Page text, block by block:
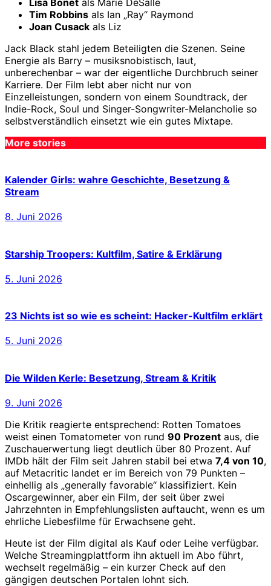
Tim Robbins als Ian „Ray“ Raymond
Joan Cusack als Liz
Jack Black stahl jedem Beteiligten die Szenen. Seine
Energie als Barry – musiksnobistisch, laut,
unberechenbar – war der eigentliche Durchbruch seiner
Karriere. Der Film lebt aber nicht nur von
Einzelleistungen, sondern von einem Soundtrack, der
Indie-Rock, Soul und Singer-Songwriter-Melancholie so
selbstverständlich einsetzt wie ein gutes Mixtape.
More stories
Kalender Girls: wahre Geschichte, Besetzung &
Stream
8. Juni 2026
Starship Troopers: Kultfilm, Satire & Erklärung
5. Juni 2026
23 Nichts ist so wie es scheint: Hacker-Kultfilm erklärt
5. Juni 2026
Die Wilden Kerle: Besetzung, Stream & Kritik
9. Juni 2026
Die Kritik reagierte entsprechend: Rotten Tomatoes
weist einen Tomatometer von rund 90 Prozent aus, die
Zuschauerwertung liegt deutlich über 80 Prozent. Auf
IMDb hält der Film seit Jahren stabil bei etwa 7,4 von 10,
auf Metacritic landet er im Bereich von 79 Punkten –
einhellig als „generally favorable“ klassifiziert. Kein
Oscargewinner, aber ein Film, der seit über zwei
Jahrzehnten in Empfehlungslisten auftaucht, wenn es um
ehrliche Liebesfilme für Erwachsene geht.
Heute ist der Film digital als Kauf oder Leihe verfügbar.
Welche Streamingplattform ihn aktuell im Abo führt,
wechselt regelmäßig – ein kurzer Check auf den
gängigen deutschen Portalen lohnt sich.